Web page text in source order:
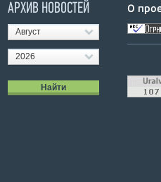
АРХИВ НОВОСТЕЙ
Август
2026
О